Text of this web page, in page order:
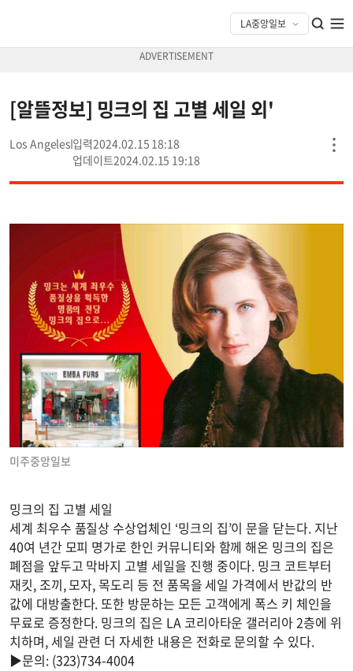
[알뜰정보] 밍크의 집 고별 세일 외'
Los Angeles
2024.02.15 18:18
2024.02.15 19:18
미주중앙일보
밍크의 집 고별 세일
세계 최우수 품질상 수상업체인 ‘밍크의 집’이 문을 닫는다. 지난
40여 년간 모피 명가로 한인 커뮤니티와 함께 해온 밍크의 집은
폐점을 앞두고 막바지 고별 세일을 진행 중이다. 밍크 코트부터
재킷, 조끼, 모자, 목도리 등 전 품목을 세일 가격에서 반값의 반
값에 대방출한다. 또한 방문하는 모든 고객에게 폭스 키 체인을
무료로 증정한다. 밍크의 집은 LA 코리아타운 갤러리아 2층에 위
치하며, 세일 관련 더 자세한 내용은 전화로 문의할 수 있다.
▶문의: (323)734-4004